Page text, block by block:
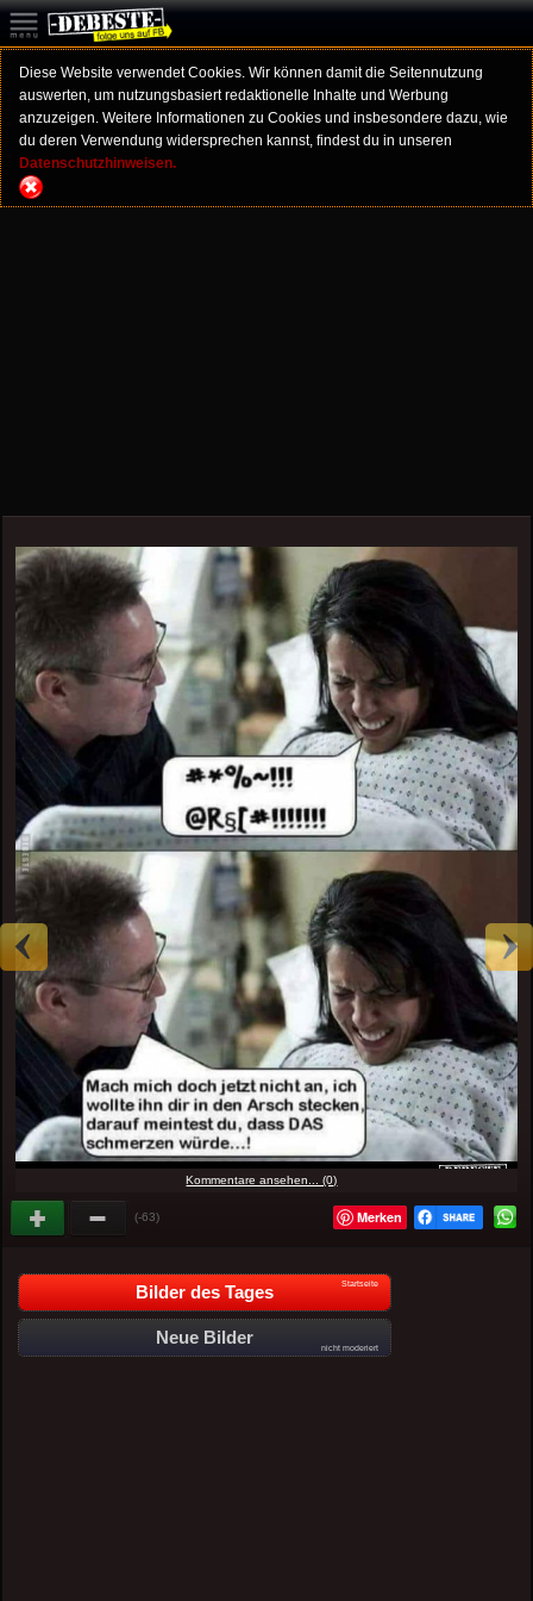
Diese Website verwendet Cookies. Wir können damit die Seitennutzung
auswerten, um nutzungsbasiert redaktionelle Inhalte und Werbung
anzuzeigen. Weitere Informationen zu Cookies und insbesondere dazu, wie
du deren Verwendung widersprechen kannst, findest du in unseren
Datenschutzhinweisen.
Kommentare ansehen... (0)
(-63) Merken
Bilder des Tages Startseite
Neue Bilder
nicht moderiert